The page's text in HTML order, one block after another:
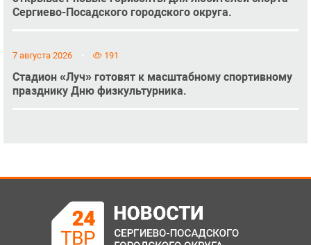
Сергиево-Посадского городского округа.
7 августа 2026 191
Стадион «Луч» готовят к масштабному спортивному
празднику Дню физкультурника.